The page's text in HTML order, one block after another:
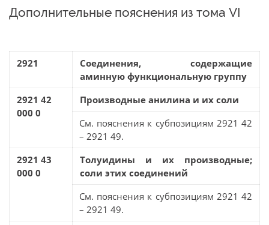
Дополнительные пояснения из тома VI
2921
Соединения, содержащие
аминную функциональную группу
2921 42
000 0
Производные анилина и их соли
См. пояснения к субпозициям 2921 42
– 2921 49.
2921 43
000 0
Толуидины и их производные;
соли этих соединений
См. пояснения к субпозициям 2921 42
– 2921 49.